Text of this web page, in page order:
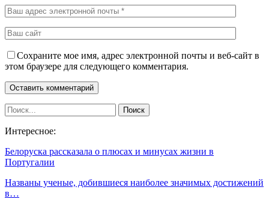
Сохраните мое имя, адрес электронной почты и веб-сайт в
этом браузере для следующего комментария.
Интересное:
Белоруска рассказала о плюсах и минусах жизни в
Португалии
Названы ученые, добившиеся наиболее значимых достижений
в…